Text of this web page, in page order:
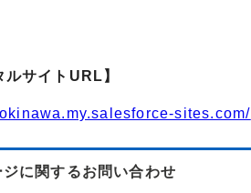
ルサイトURL】
sites.com/
ジに関するお問い合わせ